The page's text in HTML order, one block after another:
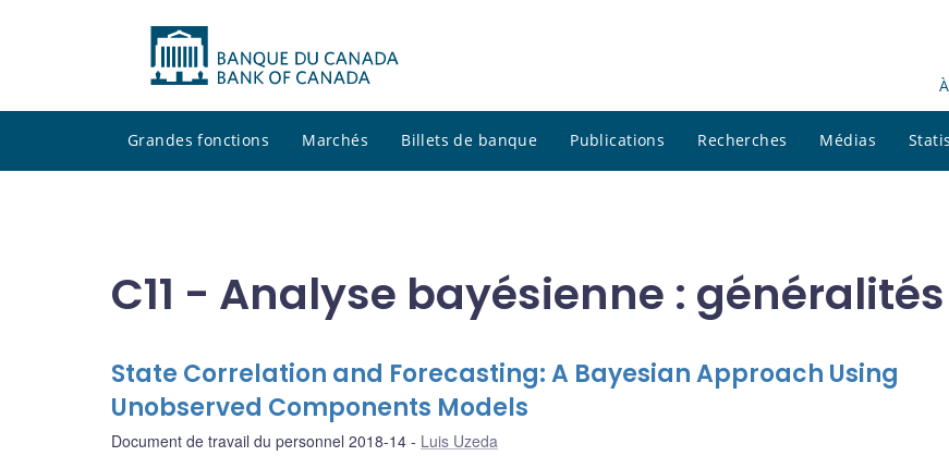
Grandes fonctions Marchés Billets de banque Publications Recherches Médias
C11 - Analyse bayésienne : généralités
State Correlation and Forecasting: A Bayesian Approach Using
Unobserved Components Models
Document de travail du personnel 2018-14 Luis Uzeda